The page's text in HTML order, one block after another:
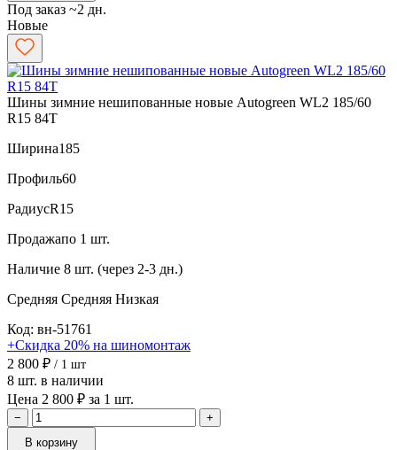
Под заказ ~2 дн.
Новые
Шины зимние нешипованные новые Autogreen WL2 185/60
R15 84T
Ширина185
Профиль60
РадиусR15
Продажапо 1 шт.
Наличие 8 шт. (через 2-3 дн.)
Средняя Средняя Низкая
Код: вн-51761
+Скидка 20% на шиномонтаж
2 800 ₽ / 1 шт
8 шт. в наличии
Цена 2 800 ₽ за 1 шт.
−
+
В корзину